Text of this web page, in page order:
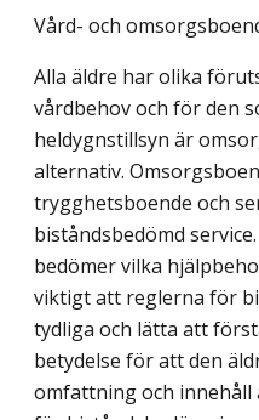
Vård- och
Alla äldre har olika
vårdbehov och för den
heldygnstillsyn är
alternativ.
trygghetsboende och
biståndsbedömd
bedömer vilka
viktigt att reglerna för
tydliga och lätta att
betydelse för att den
omfattning och